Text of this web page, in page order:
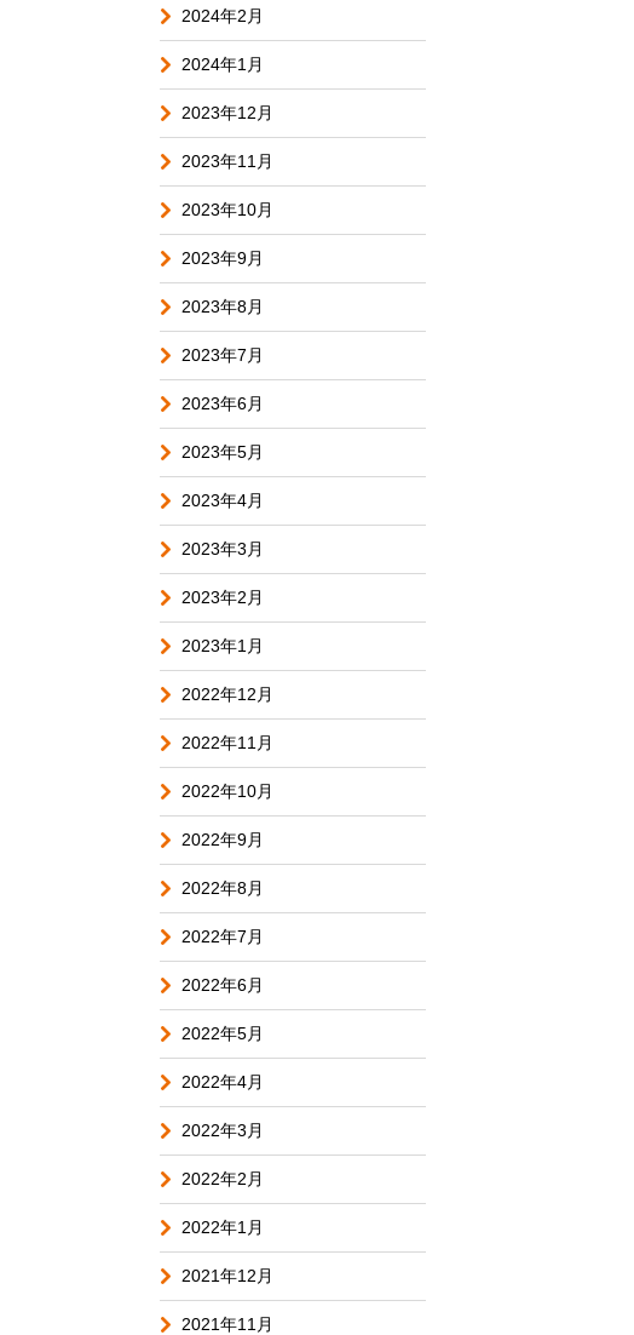
2024年2月
2024年1月
2023年12月
2023年11月
2023年10月
2023年9月
2023年8月
2023年7月
2023年6月
2023年5月
2023年4月
2023年3月
2023年2月
2023年1月
2022年12月
2022年11月
2022年10月
2022年9月
2022年8月
2022年7月
2022年6月
2022年5月
2022年4月
2022年3月
2022年2月
2022年1月
2021年12月
2021年11月